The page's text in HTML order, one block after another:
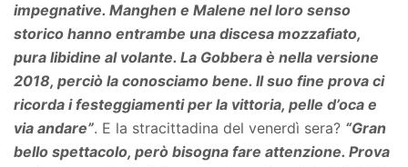
impegnative. Manghen e Malene nel loro senso
storico hanno entrambe una discesa mozzafiato,
pura libidine al volante. La Gobbera è nella versione
2018, perciò la conosciamo bene. Il suo fine prova ci
ricorda i festeggiamenti per la vittoria, pelle d’oca e
via andare”. E la stracittadina del venerdì sera? “Gran
bello spettacolo, però bisogna fare attenzione. Prova